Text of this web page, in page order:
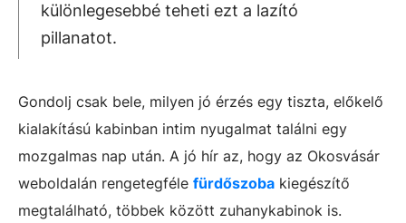
különlegesebbé teheti ezt a lazító
pillanatot.
Gondolj csak bele, milyen jó érzés egy tiszta, előkelő
kialakítású kabinban intim nyugalmat találni egy
mozgalmas nap után. A jó hír az, hogy az Okosvásár
weboldalán rengetegféle fürdőszoba kiegészítő
megtalálható, többek között zuhanykabinok is.